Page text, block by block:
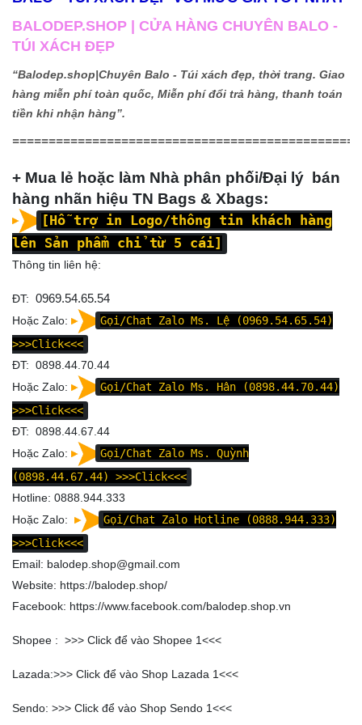
BALODEP.SHOP | CỬA HÀNG CHUYÊN BALO -
TÚI XÁCH ĐẸP
“Balodep.shop|Chuyên Balo - Túi xách đẹp, thời trang. Giao
hàng miễn phí toàn quốc, Miễn phí đổi trả hàng, thanh toán
tiền khi nhận hàng”.
+ Mua lẻ hoặc làm Nhà phân phối/Đại lý bán
hàng nhãn hiệu TN Bags & Xbags:
[Hỗ trợ in Logo/thông tin khách hàng
lên Sản phẩm chỉ từ 5 cái]
Thông tin liên hệ:
ĐT: 0969.54.65.54
Hoặc Zalo:
Gọi/Chat Zalo Ms. Lệ (0969.54.65.54)
>>>Click<<<
ĐT: 0898.44.70.44
Hoặc Zalo:
Gọi/Chat Zalo Ms. Hân (0898.44.70.44)
>>>Click<<<
ĐT: 0898.44.67.44
Hoặc Zalo:
Gọi/Chat Zalo Ms. Quỳnh
(0898.44.67.44)
>>>Click<<<
Hotline: 0888.944.333
Hoặc Zalo:
Gọi/Chat Zalo Hotline (0888.944.333)
>>>Click<<<
Email: balodep.shop@gmail.com
Website: https://balodep.shop/
Facebook: https://www.facebook.com/balodep.shop.vn
Shopee : >>> Click để vào Shopee 1<<<
Lazada:>>> Click để vào Shop Lazada 1<<<
Sendo: >>> Click để vào Shop Sendo 1<<<